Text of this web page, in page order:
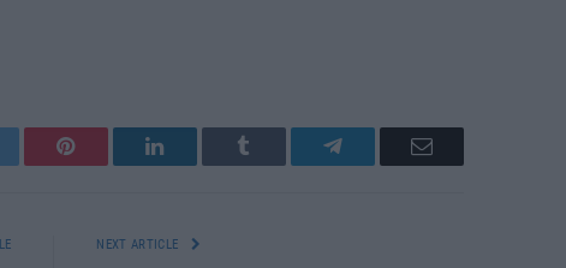
Pinterest LinkedIn Tumblr Telegram Email
NEXT ARTICLE